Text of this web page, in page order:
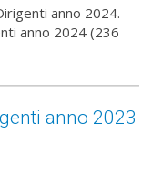
anno 2024.
anno 2024 (236
anno 2023